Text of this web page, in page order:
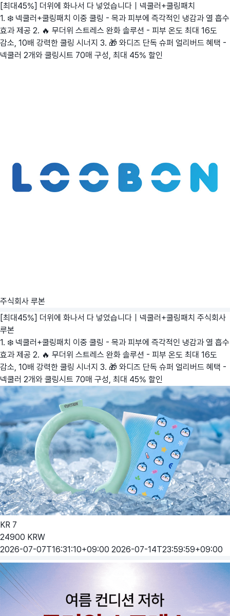
[최대45%] 더위에 화나서 다 넣었습니다｜넥쿨러+쿨링패치
1. ❄️ 넥쿨러+쿨링패치 이중 쿨링 - 목과 피부에 즉각적인 냉감과 열 흡수
효과 제공 2. 🔥 무더위 스트레스 완화 솔루션 - 피부 온도 최대 16도
감소, 10배 강력한 쿨링 시너지 3. 🎁 와디즈 단독 슈퍼 얼리버드 혜택 -
넥쿨러 2개와 쿨링시트 70매 구성, 최대 45% 할인
주식회사 루본
[최대45%] 더위에 화나서 다 넣었습니다｜넥쿨러+쿨링패치 주식회사
루본
1. ❄️ 넥쿨러+쿨링패치 이중 쿨링 - 목과 피부에 즉각적인 냉감과 열 흡수
효과 제공 2. 🔥 무더위 스트레스 완화 솔루션 - 피부 온도 최대 16도
감소, 10배 강력한 쿨링 시너지 3. 🎁 와디즈 단독 슈퍼 얼리버드 혜택 -
넥쿨러 2개와 쿨링시트 70매 구성, 최대 45% 할인
KR 7
24900 KRW
2026-07-07T16:31:10+09:00 2026-07-14T23:59:59+09:00